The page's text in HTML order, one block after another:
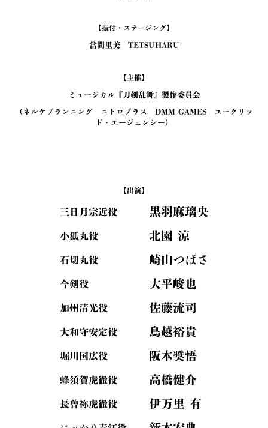
【振付・ステージング】
當間里美 TETSUHARU
【主催】
ミュージカル『刀剣乱舞』製作委員会
（ネルケプランニング ニトロプラス DMM GAMES ユークリッ
ド・エージェンシー）
【出演】
三日月宗近役 黒羽麻璃央
小狐丸役 北園 涼
石切丸役 崎山つばさ
今剣役 大平峻也
加州清光役 佐藤流司
大和守安定役 鳥越裕貴
堀川国広役 阪本奨悟
蜂須賀虎徹役 高橋健介
長曽祢虎徹役 伊万里 有